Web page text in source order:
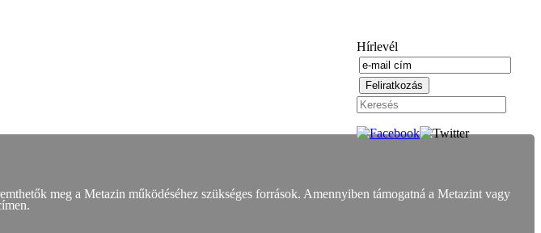
Hírlevél
meg a Metazin működéséhez szükséges források. Amennyiben támogatná a Metazint vagy